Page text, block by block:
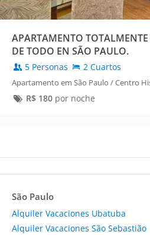
APARTAMENTO
DE TODO EN SÃO PAULO.
5 Personas 2 Cuartos
Apartamento em São Paulo / Centro
R$ 180por noche
São Paulo
Alquiler Vacaciones Ubatuba
Alquiler Vacaciones São Sebastião